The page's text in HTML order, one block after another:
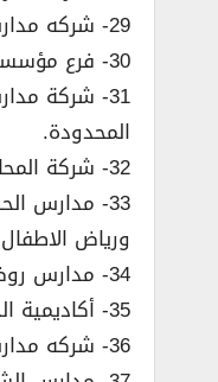
29- شركه مدارس رياض نجد الاهليه.
30- فرع مؤسسة كوادر التعليم.
31- شركة
المحدودة.
32- شركة المحافظة للتعليم.
33- مدارس
ورياض
34- مدارس روض الجنان الأهليه.
35- أكاديمية الحصان العالمية.
36- شركه مدارس رياض نجد الاهليه.